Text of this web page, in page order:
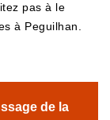
pas à le
à Peguilhan.
de la